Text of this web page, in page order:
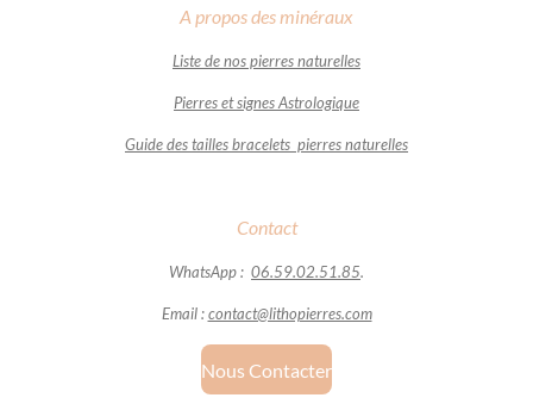
A propos des minéraux
Liste de nos pierres naturelles
Pierres et signes Astrologique
Guide des tailles bracelets pierres naturelles
Contact
WhatsApp : 06.59.02.51.85.
Email :contact@lithopierres.com
Nous Contacter